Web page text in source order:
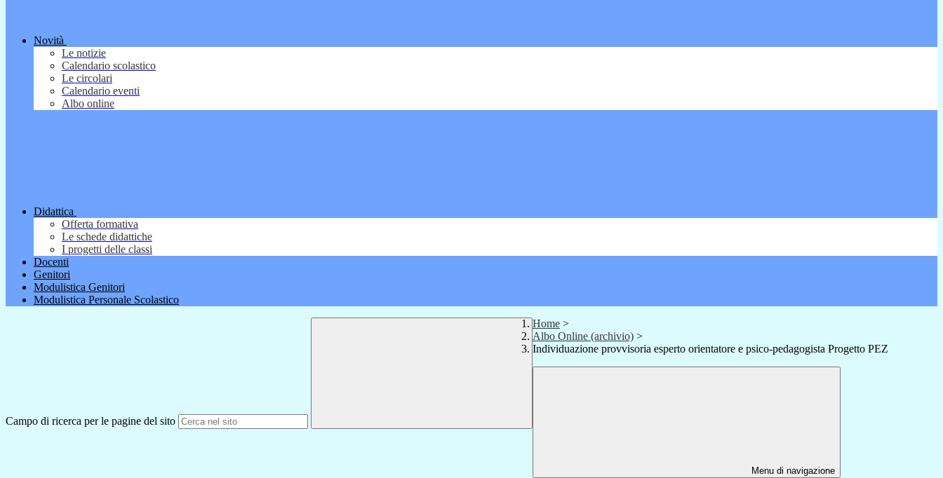
Novità
Le notizie
Calendario scolastico
Le circolari
Calendario eventi
Albo online
Didattica
Offerta formativa
Le schede didattiche
I progetti delle classi
Docenti
Genitori
Modulistica Genitori
Modulistica Personale Scolastico
Campo di ricerca per le pagine del sito
Home >
Albo Online (archivio) >
Individuazione provvisoria esperto orientatore e psico-pedagogista Progetto PEZ
Menu di navigazione